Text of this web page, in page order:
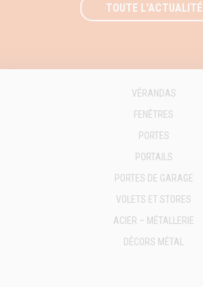
TOUTE L'ACTUALITÉ
VÉRANDAS
FENÊTRES
PORTES
PORTAILS
PORTES DE GARAGE
VOLETS ET STORES
ACIER – MÉTALLERIE
DÉCORS MÉTAL